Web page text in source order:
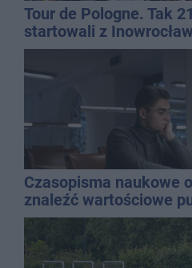
Tour de Pologne. Tak
startowali z
Czasopisma naukowe
znaleźć wartościowe